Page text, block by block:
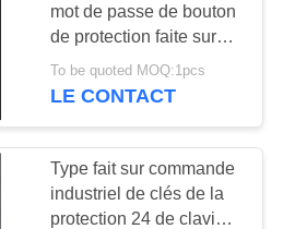
mot de passe de bouton
de protection faite sur
commande en alliage de
zinc de clavier pour le
To be quoted MOQ:1pcs
LE CONTACT
Type fait sur commande
industriel de clés de la
protection 24 de clavier